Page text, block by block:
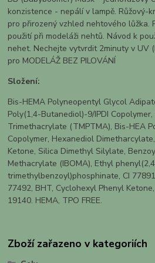
konzistence - nepálí v lampě. Růžový-
pro přirozený vzhled nehtového lůžka.
použití při modeláži nehtů. Návod k
nehet. Nechejte vytvrdit 2minuty v UV
pro MODELÁŽ BEZ PILOVÁNÍ
Složení:
Bis-HEMA Polyneopentyl Glycol
Poly(1,4-Butanediol)-9/IPDI
Trimethacrylate (TMPTMA), Bis-HEA
Copolymer, Hexanediol
Ketone, Silica Dimethyl Silylate,
Methacrylate (IBOMA), Ethyl
trimethylbenzoyl)phosphinate, CI
77492, BHT, Cyclohexyl Phenyl
19140. HEMA, TPO FREE.
Zboží zařazeno v kategoriích